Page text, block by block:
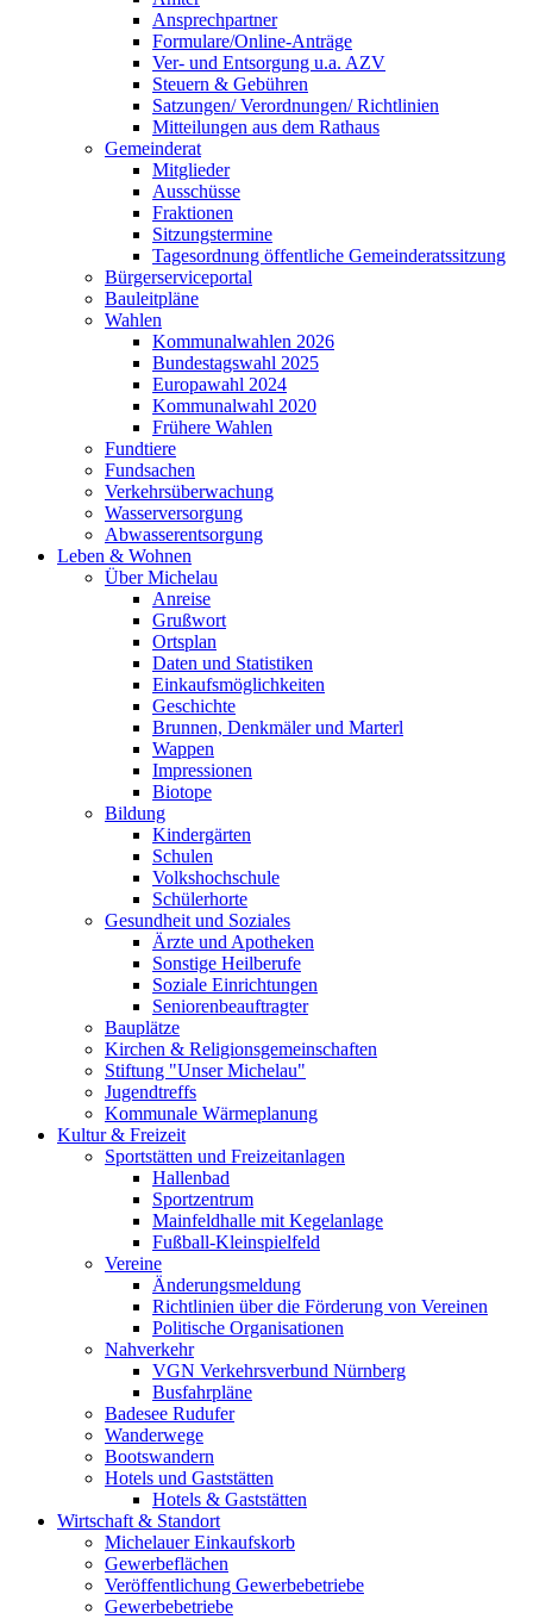
Ansprechpartner
Formulare/Online-Anträge
Ver- und Entsorgung u.a. AZV
Steuern & Gebühren
Satzungen/ Verordnungen/ Richtlinien
Mitteilungen aus dem Rathaus
Gemeinderat
Mitglieder
Ausschüsse
Fraktionen
Sitzungstermine
Tagesordnung öffentliche Gemeinderatssitzung
Bürgerserviceportal
Bauleitpläne
Wahlen
Kommunalwahlen 2026
Bundestagswahl 2025
Europawahl 2024
Kommunalwahl 2020
Frühere Wahlen
Fundtiere
Fundsachen
Verkehrsüberwachung
Wasserversorgung
Abwasserentsorgung
Leben & Wohnen
Über Michelau
Anreise
Grußwort
Ortsplan
Daten und Statistiken
Einkaufsmöglichkeiten
Geschichte
Brunnen, Denkmäler und Marterl
Wappen
Impressionen
Biotope
Bildung
Kindergärten
Schulen
Volkshochschule
Schülerhorte
Gesundheit und Soziales
Ärzte und Apotheken
Sonstige Heilberufe
Soziale Einrichtungen
Seniorenbeauftragter
Bauplätze
Kirchen & Religionsgemeinschaften
Stiftung "Unser Michelau"
Jugendtreffs
Kommunale Wärmeplanung
Kultur & Freizeit
Sportstätten und Freizeitanlagen
Hallenbad
Sportzentrum
Mainfeldhalle mit Kegelanlage
Fußball-Kleinspielfeld
Vereine
Änderungsmeldung
Richtlinien über die Förderung von Vereinen
Politische Organisationen
Nahverkehr
VGN Verkehrsverbund Nürnberg
Busfahrpläne
Badesee Rudufer
Wanderwege
Bootswandern
Hotels und Gaststätten
Hotels & Gaststätten
Wirtschaft & Standort
Michelauer Einkaufskorb
Gewerbeflächen
Veröffentlichung Gewerbebetriebe
Gewerbebetriebe